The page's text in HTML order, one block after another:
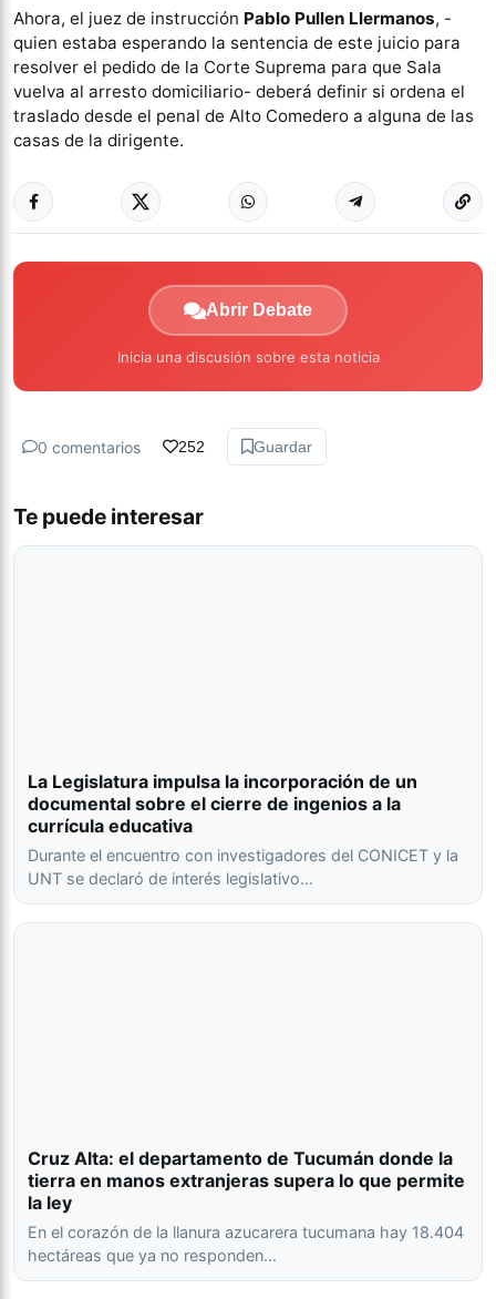
Ahora, el juez de instrucción Pablo Pullen Llermanos, -
quien estaba esperando la sentencia de este juicio para
resolver el pedido de la Corte Suprema para que Sala
vuelva al arresto domiciliario- deberá definir si ordena el
traslado desde el penal de Alto Comedero a alguna de las
casas de la dirigente.
Abrir Debate
Inicia una discusión sobre esta noticia
0 comentarios 252 Guardar
Te puede interesar
La Legislatura impulsa la incorporación de un
documental sobre el cierre de ingenios a la
currícula educativa
Durante el encuentro con investigadores del CONICET y la
UNT se declaró de interés legislativo…
Cruz Alta: el departamento de Tucumán donde la
tierra en manos extranjeras supera lo que permite
la ley
En el corazón de la llanura azucarera tucumana hay 18.404
hectáreas que ya no responden…